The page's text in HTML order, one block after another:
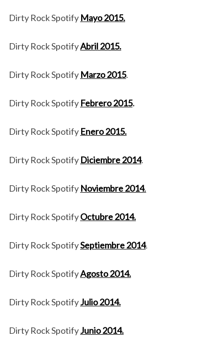
Dirty Rock Spotify Mayo 2015.
Dirty Rock SpotifyAbril 2015.
Dirty Rock Spotify Marzo 2015.
Dirty Rock Spotify Febrero 2015.
Dirty Rock Spotify Enero 2015.
Dirty Rock Spotify Diciembre 2014.
Dirty Rock Spotify Noviembre 2014.
Dirty Rock SpotifyOctubre 2014.
Dirty Rock SpotifySeptiembre 2014.
Dirty Rock SpotifyAgosto 2014.
Dirty Rock SpotifyJulio 2014.
Dirty Rock SpotifyJunio 2014.